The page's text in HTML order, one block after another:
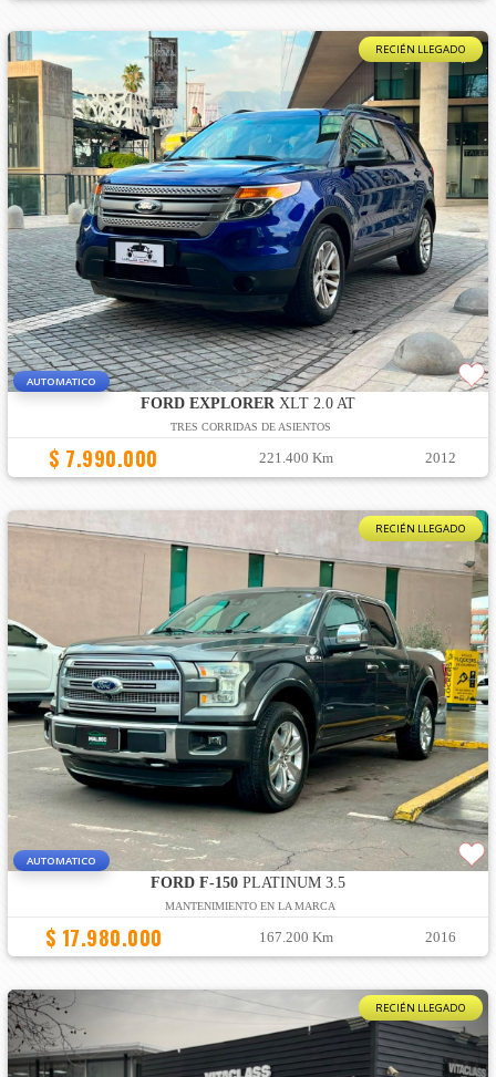
RECIÉN LLEGADO
AUTOMATICO
FORD EXPLORERXLT 2.0 AT
TRES CORRIDAS DE ASIENTOS
$ 7.990.000 221.400 Km 2012
RECIÉN LLEGADO
AUTOMATICO
FORD F-150PLATINUM 3.5
MANTENIMIENTO EN LA MARCA
$ 17.980.000 167.200 Km 2016
RECIÉN LLEGADO